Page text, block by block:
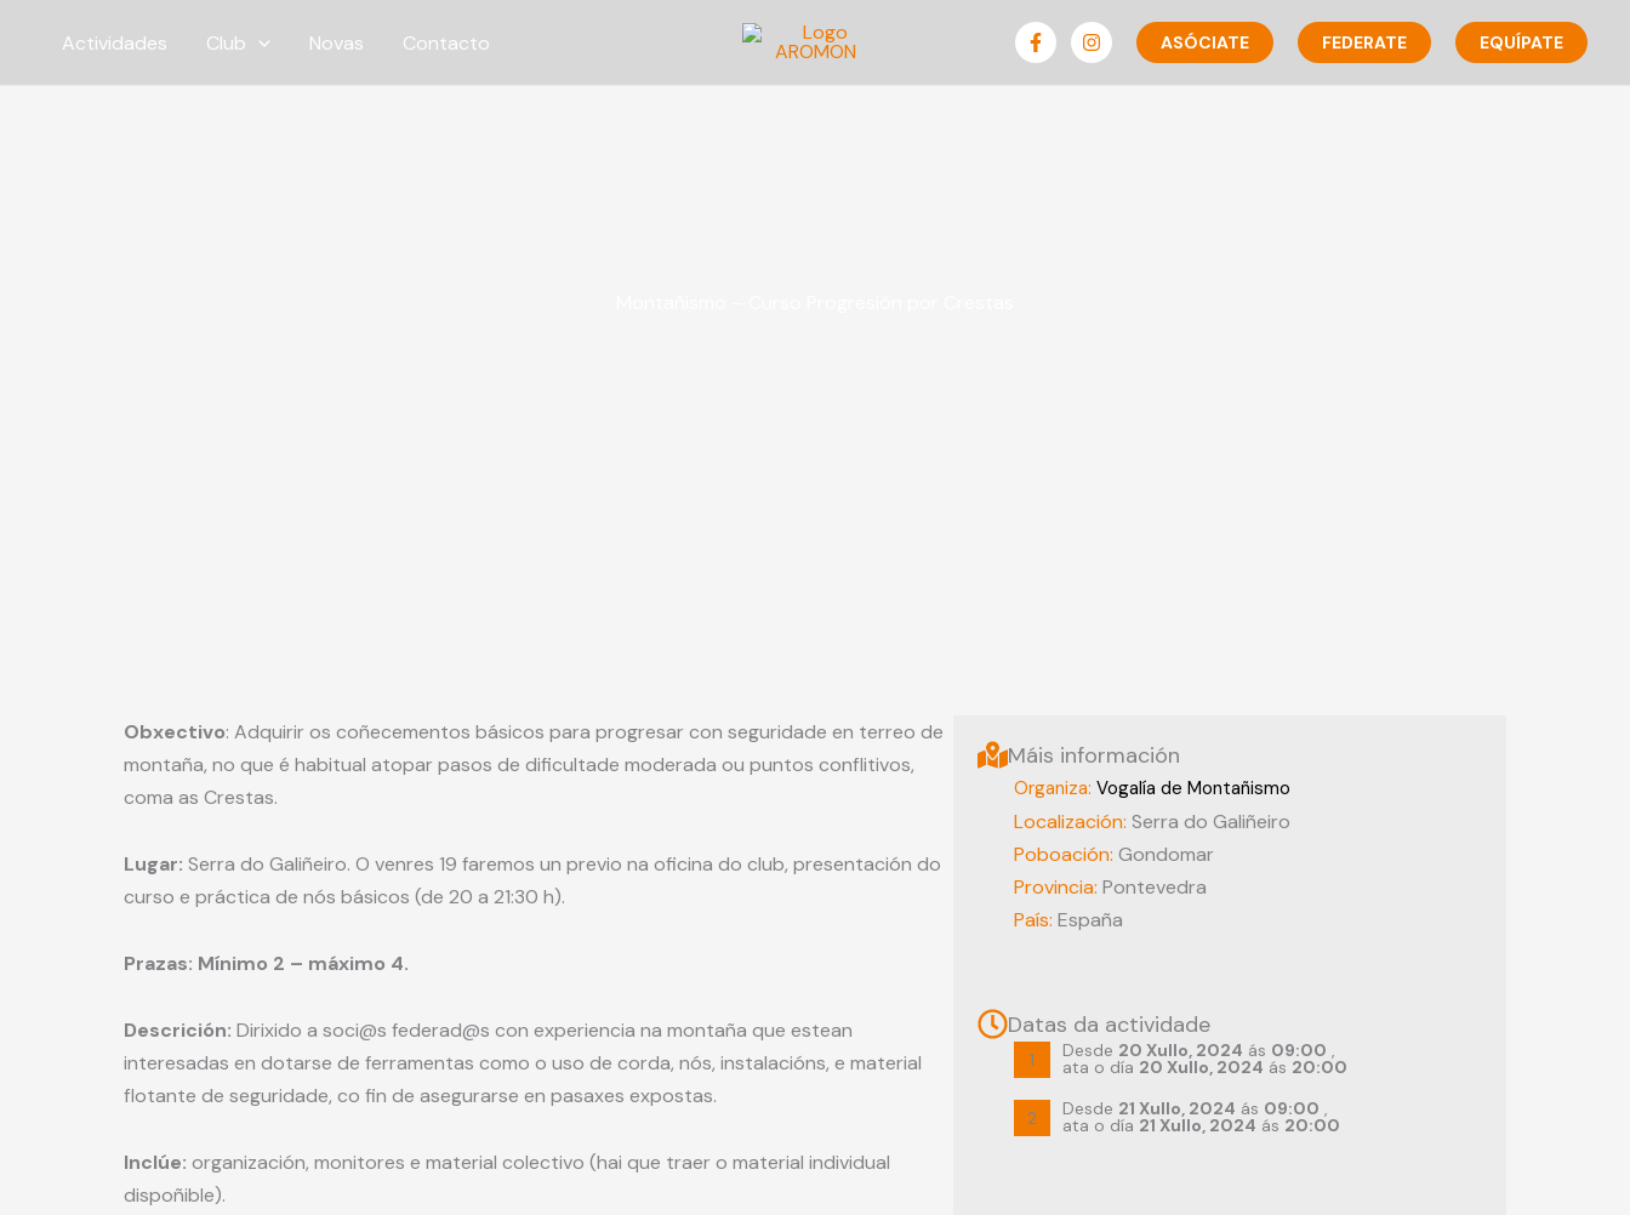
contido
Actividades Club Novas Contacto ASÓCIATE FEDERATE EQUÍPATE
Obxectivo: Adquirir os coñecementos básicos para progresar con seguridade en terreo de
montaña, no que é habitual atopar pasos de dificultade moderada ou puntos conflitivos,
coma as Crestas.
Lugar: Serra do Galiñeiro. O venres 19 faremos un previo na oficina do club, presentación do
curso e práctica de nós básicos (de 20 a 21:30 h).
Prazas: Mínimo 2 – máximo 4.
Descrición: Dirixido a soci@s federad@s con experiencia na montaña que estean
interesadas en dotarse de ferramentas como o uso de corda, nós, instalacións, e material
flotante de seguridade, co fin de asegurarse en pasaxes expostas.
Inclúe: organización, monitores e material colectivo (hai que traer o material individual
dispoñible).
Máis información
Organiza: Vogalía de Montañismo
Localización: Serra do Galiñeiro
Poboación: Gondomar
Provincia: Pontevedra
País: España
Datas da actividade
1 Desde 20 Xullo, 2024 ás 09:00 ,
ata o día 20 Xullo, 2024 ás 20:00
2 Desde 21 Xullo, 2024 ás 09:00 ,
ata o día 21 Xullo, 2024 ás 20:00